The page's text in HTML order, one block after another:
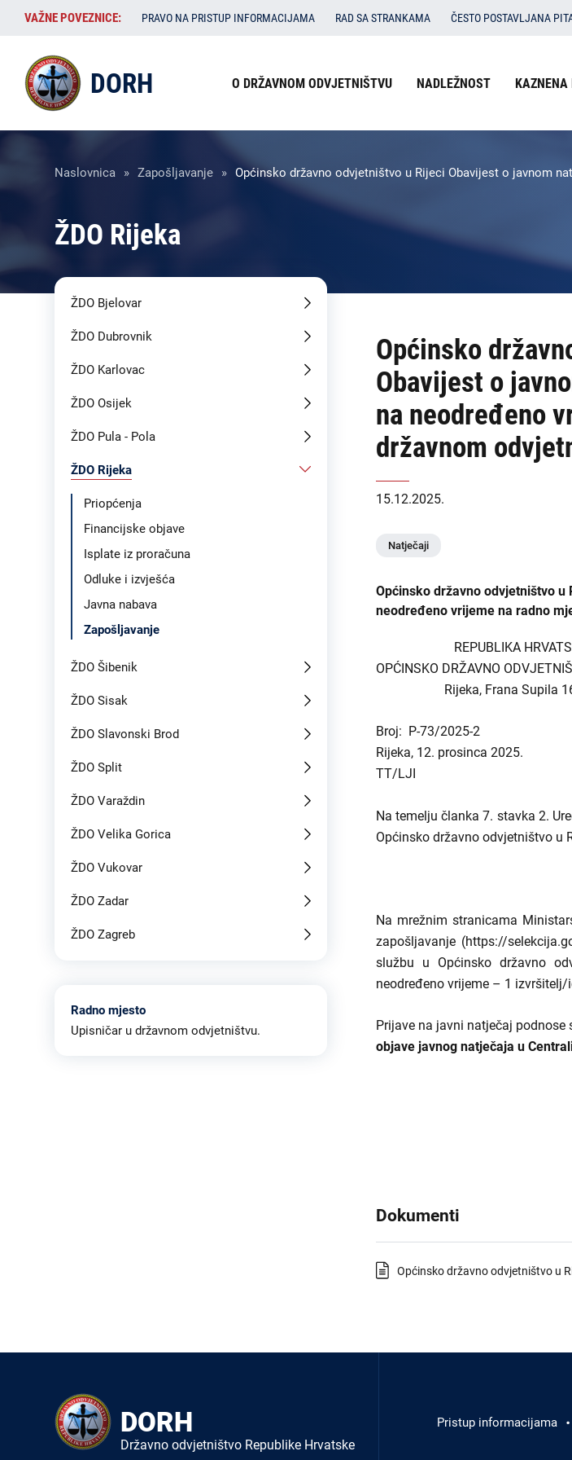
Skoči
sadržaj
VAŽNE
POVEZNICE:
VAŽNE POVEZNICE: PRAVO NA PRISTUP INFORMACIJAMA RAD SA STRANKAMA ČESTO POSTAVLJANA
Izbornik
zaglavlju
-
O državnom
Nadležnost
Kaznena prijava
Kontakti
Izbornik
na
naslovnoj
-
DORH
DORH
USKOK
Županijska
Općinska državna
Liste
sadržaja
DORH
Priopćenja
Zapošljavanje
Odluke i izvješća
Članci
DORH
Izbornik
zaglavlju
O DRŽAVNOM ODVJETNIŠTVU NADLEŽNOST KAZNENA
Breadcrumb
Naslovnica Zapošljavanje Općinsko državno odvjetništvo u Rijeci Obavijest o javnom
ŽDO Rijeka
Općinsko
Obavijest o
na neodređeno
državnom
15.12.2025.
Natječaji
Općinsko državno odvjetništvo
neodređeno vrijeme na radno
REPUBLIKA
OPĆINSKO DRŽAVNO
Rijeka, Frana Supila
Broj: P-73/2025-2
Rijeka, 12.
TT/LJI
Na temelju članka 7. stavka 2.
Općinsko državno odvjetništvo u
Na mrežnim stranicama
zapošljavanje (https://
službu u Općinsko državno
neodređeno vrijeme – 1 izvršitelj/
Prijave na javni natječaj
objave javnog natječaja u
Dokumenti
Općinsko državno odvjetništvo u
ŽDO Bjelovar
ŽDO Dubrovnik
ŽDO Karlovac
ŽDO Osijek
ŽDO Pula - Pola
ŽDO Rijeka
Priopćenja
Financijske objave
Isplate iz proračuna
Odluke i izvješća
Javna nabava
Zapošljavanje
ŽDO Šibenik
ŽDO Sisak
ŽDO Slavonski Brod
ŽDO Split
ŽDO Varaždin
ŽDO Velika Gorica
ŽDO Vukovar
ŽDO Zadar
ŽDO Zagreb
Radno mjesto
Upisničar u državnom odvjetništvu.
DORH
Državno odvjetništvo Republike Hrvatske
podnožjuPristup informacijama